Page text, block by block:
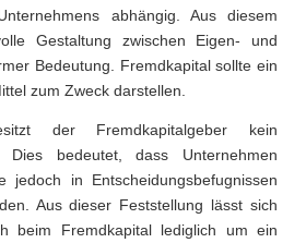
abhängig. Aus diesem
Gestaltung zwischen Eigen- und
Bedeutung. Fremdkapital sollte ein
zum Zweck darstellen.
der Fremdkapitalgeber kein
Dies bedeutet, dass Unternehmen
jedoch in Entscheidungsbefugnissen
Aus dieser Feststellung lässt sich
beim Fremdkapital lediglich um ein